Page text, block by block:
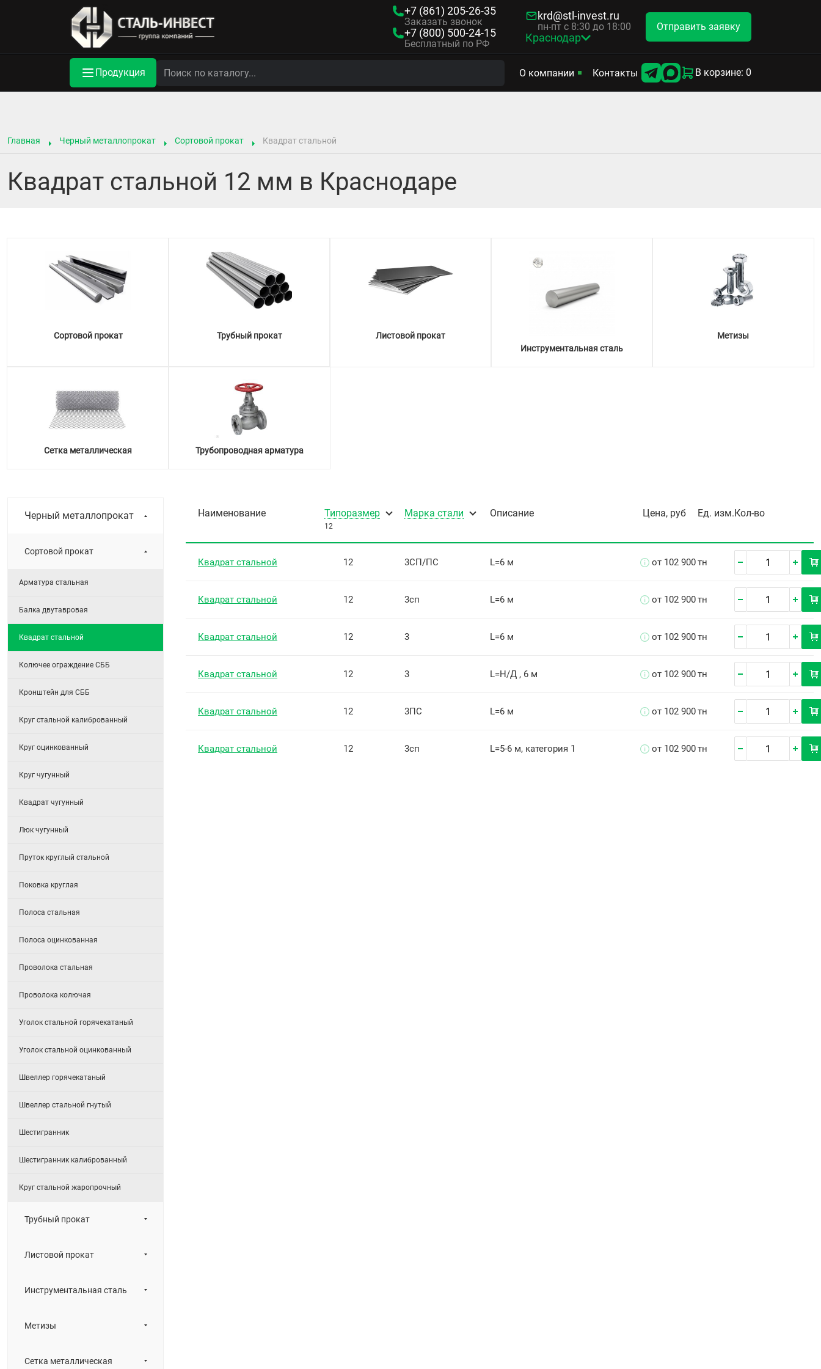
+7 (861) 205-26-35
Заказать звонок
+7 (800) 500-24-15
Бесплатный по РФ
krd@stl-invest.ru
пн-пт с 8:30 до 18:00
Краснодар
Отправить заявку
Продукция О компании Контакты В корзине: 0
Главная Черный металлопрокат Сортовой прокат Квадрат стальной
Квадрат стальной 12 мм в Краснодаре
Сортовой прокат Трубный прокат
Листовой прокат
Инструментальная сталь
Метизы
Сетка металлическая Трубопроводная арматура
Черный металлопрокат
Сортовой прокат
Арматура стальная
Балка двутавровая
Квадрат стальной
Колючее ограждение СББ
Кронштейн для СББ
Круг стальной калиброванный
Круг оцинкованный
Круг чугунный
Квадрат чугунный
Люк чугунный
Пруток круглый стальной
Поковка круглая
Полоса стальная
Полоса оцинкованная
Проволока стальная
Проволока колючая
Уголок стальной горячекатаный
Уголок стальной оцинкованный
Швеллер горячекатаный
Швеллер стальной гнутый
Шестигранник
Шестигранник калиброванный
Круг стальной жаропрочный
Трубный прокат
Листовой прокат
Инструментальная сталь
Метизы
Сетка металлическая
Наименование Типоразмер
12
Марка стали Описание Цена, руб Ед. изм. Кол-во
Квадрат стальной 12 3СП/ПС L=6 м от 102 900тн
Квадрат стальной 12 3сп L=6 м от 102 900тн
Квадрат стальной 12 3 L=6 м от 102 900тн
Квадрат стальной 12 3 L=Н/Д , 6 м от 102 900тн
Квадрат стальной 12 3ПС L=6 м от 102 900тн
Квадрат стальной 12 3сп L=5-6 м, категория 1 от 102 900тн